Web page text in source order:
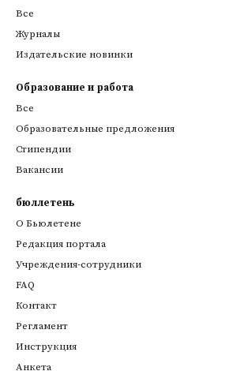
Все
Журналы
Издательские новинки
Образование и работа
Все
Образовательные предложения
Стипендии
Вакансии
бюллетень
О Бьюлетене
Редакция портала
Учреждения-сотрудники
FAQ
Контакт
Регламент
Инструкция
Анкета